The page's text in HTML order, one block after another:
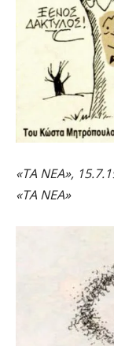
«ΤΑ ΝΕΑ»,
«ΤΑ ΝΕΑ»